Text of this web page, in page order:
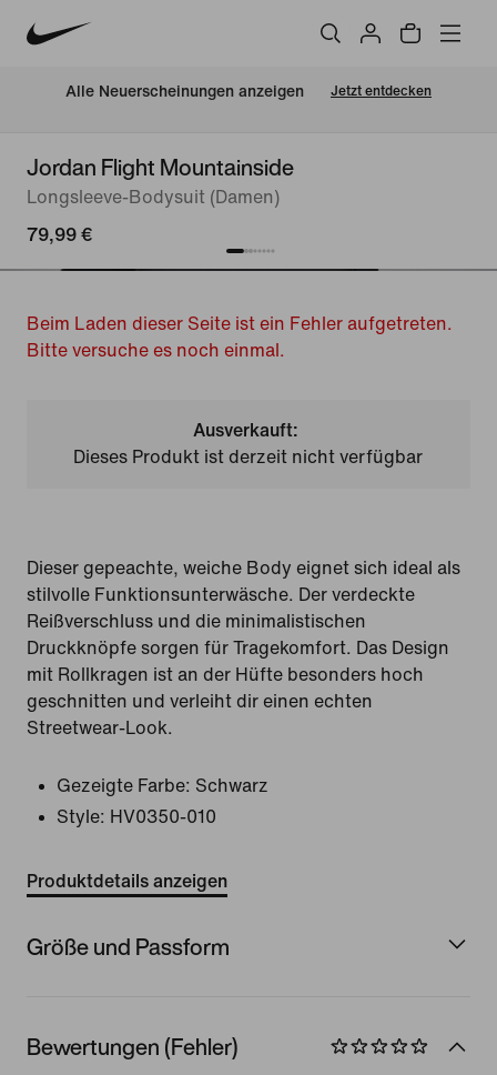
Alle Neuerscheinungen anzeigen Jetzt entdecken
Jordan Flight Mountainside
Longsleeve-Bodysuit (Damen)
79,99 €
Beim Laden dieser Seite ist ein Fehler aufgetreten.
Bitte versuche es noch einmal.
Ausverkauft:
Dieses Produkt ist derzeit nicht verfügbar
Dieser gepeachte, weiche Body eignet sich ideal als
stilvolle Funktionsunterwäsche. Der verdeckte
Reißverschluss und die minimalistischen
Druckknöpfe sorgen für Tragekomfort. Das Design
mit Rollkragen ist an der Hüfte besonders hoch
geschnitten und verleiht dir einen echten
Streetwear-Look.
Gezeigte Farbe: Schwarz
Style: HV0350-010
Produktdetails anzeigen
Größe und Passform
Bewertungen (Fehler)